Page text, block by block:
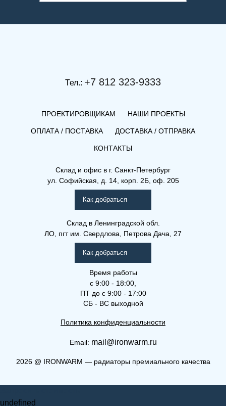
Тел.: +7 812 323-9333
ПРОЕКТИРОВЩИКАМ НАШИ ПРОЕКТЫ
ОПЛАТА / ПОСТАВКА ДОСТАВКА / ОТПРАВКА
КОНТАКТЫ
Склад и офис в г. Санкт-Петербург
ул. Софийская, д. 14, корп. 2Б, оф. 205
Как добраться
Склад в Ленинградской обл.
ЛО, пгт им. Свердлова, Петрова Дача, 27
Как добраться
Время работы
с 9:00 - 18:00,
ПТ до с 9:00 - 17:00
СБ - ВС выходной
Политика конфиденциальности
Email: mail@ironwarm.ru
2026@ IRONWARM — радиаторы премиального качества
undefined